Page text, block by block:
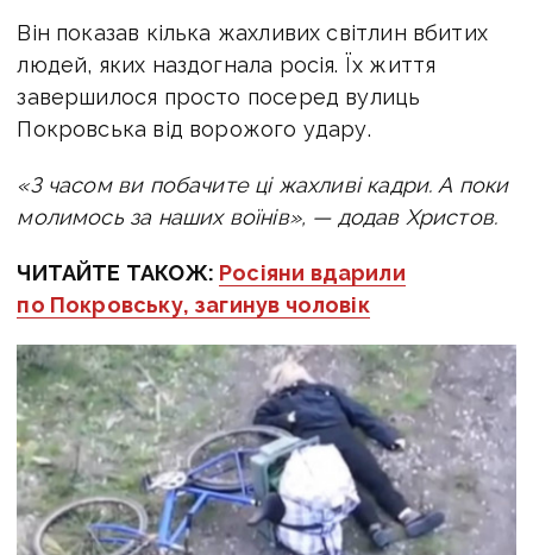
Він показав кілька жахливих світлин вбитих
людей, яких наздогнала росія. Їх життя
завершилося просто посеред вулиць
Покровська від ворожого удару.
«З часом ви побачите ці жахливі кадри. А поки
молимось за наших воїнів», — додав Христов.
ЧИТАЙТЕ ТАКОЖ: Росіяни вдарили
по Покровську, загинув чоловік